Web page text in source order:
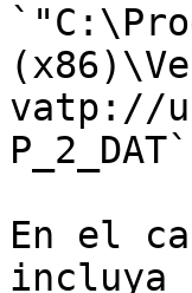
vatp://
P_2_DAT`
En el
incluya